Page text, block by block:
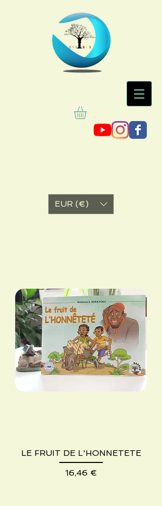
EUR (€)
LE FRUIT DE L'HONNETETE
Precio
16,46 €